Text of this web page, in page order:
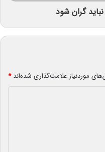
گران شود
موردنیاز علامت‌گذاری شده‌اند*